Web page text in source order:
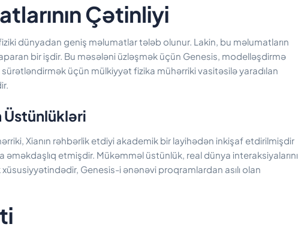
Çətinliyi
dünyadan geniş məlumatlar tələb olunur. Lakin, bu məlumatların
bir işdir. Bu məsələni üzləşmək üçün Genesis, modelləşdirmə
üçün mülkiyyət fizika mühərriki vasitəsilə yaradılan
Üstünlükləri
Xianın rəhbərlik etdiyi akademik bir layihədən inkişaf etdirilmişdir
etmişdir. Mükəmməl üstünlük, real dünya interaksiyalarını
Genesis-i ənənəvi proqramlardan asılı olan